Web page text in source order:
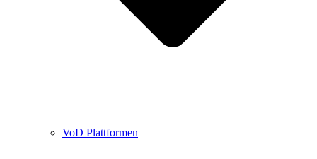
VoD Plattformen